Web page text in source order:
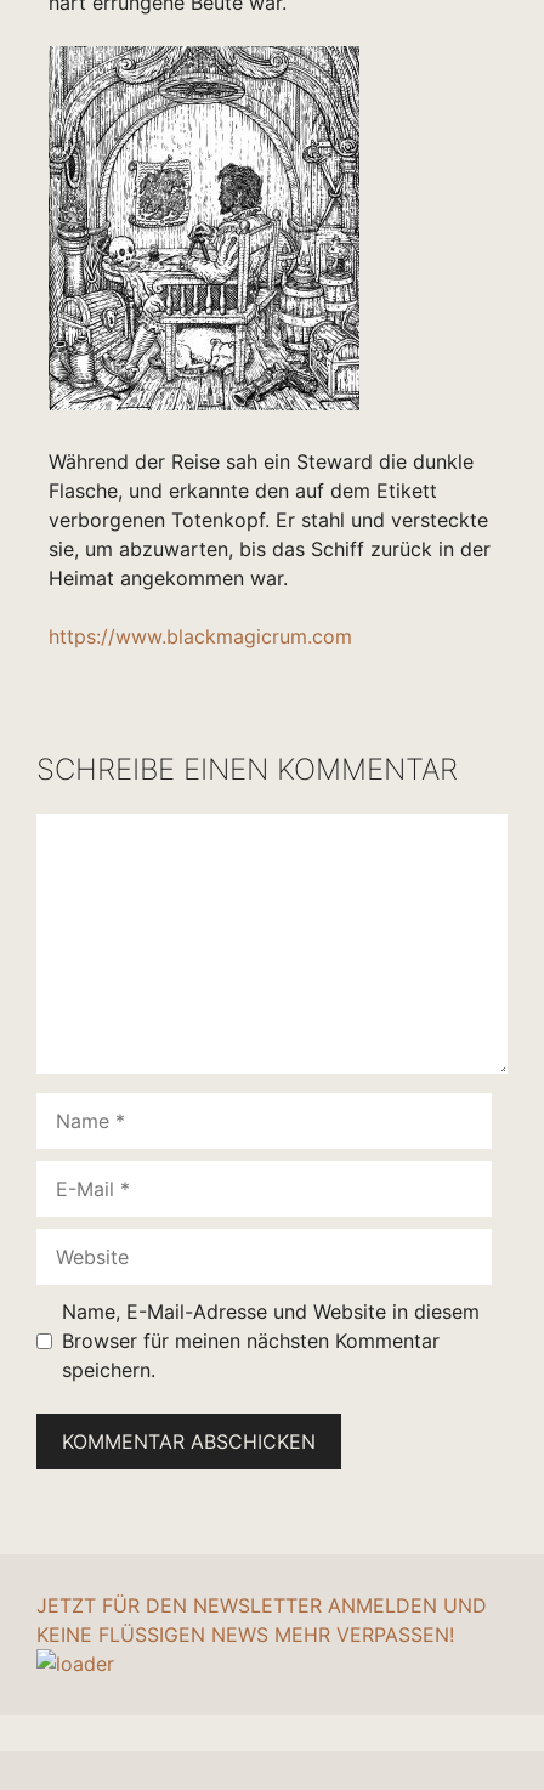
Während der Reise sah ein Steward die dunkle
Flasche, und erkannte den auf dem Etikett
verborgenen Totenkopf. Er stahl und versteckte
sie, um abzuwarten, bis das Schiff zurück in der
Heimat angekommen war.
https://www.blackmagicrum.com
SCHREIBE EINEN KOMMENTAR
Mail
Name, E-Mail-Adresse und Website in diesem
Browser für meinen nächsten Kommentar
speichern.
JETZT FÜR DEN NEWSLETTER ANMELDEN UND
KEINE FLÜSSIGEN NEWS MEHR VERPASSEN!